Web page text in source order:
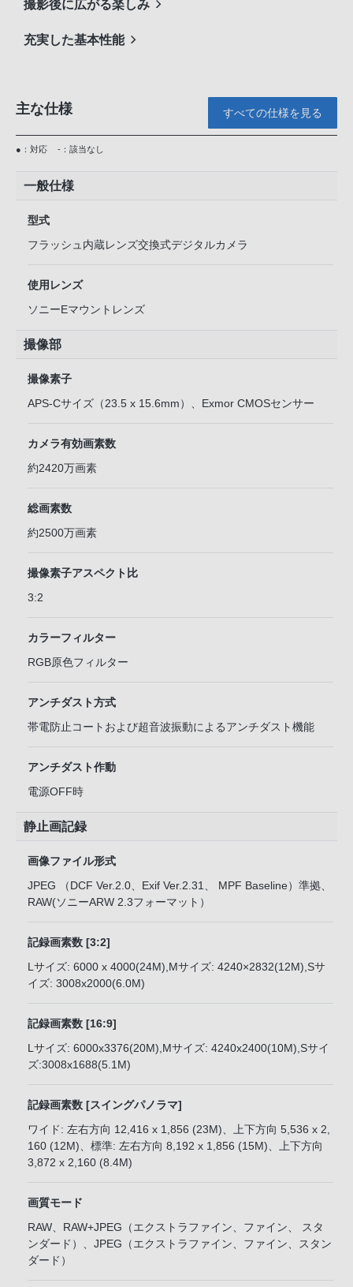
撮影後に広がる楽しみ
充実した基本性能
主な仕様 すべての仕様を見る
●：対応 -：該当なし
一般仕様
型式
フラッシュ内蔵レンズ交換式デジタルカメラ
使用レンズ
ソニーEマウントレンズ
撮像部
撮像素子
APS-Cサイズ（23.5 x 15.6mm）、Exmor CMOSセンサー
カメラ有効画素数
約2420万画素
総画素数
約2500万画素
撮像素子アスペクト比
3:2
カラーフィルター
RGB原色フィルター
アンチダスト方式
帯電防止コートおよび超音波振動によるアンチダスト機能
アンチダスト作動
電源OFF時
静止画記録
画像ファイル形式
JPEG （DCF Ver.2.0、Exif Ver.2.31、 MPF Baseline）準拠、
RAW(ソニーARW 2.3フォーマット）
記録画素数 [3:2]
Lサイズ: 6000 x 4000(24M),Mサイズ: 4240×2832(12M),Sサ
イズ: 3008x2000(6.0M)
記録画素数 [16:9]
Lサイズ: 6000x3376(20M),Mサイズ: 4240x2400(10M),Sサイ
ズ:3008x1688(5.1M)
記録画素数 [スイングパノラマ]
ワイド: 左右方向 12,416 x 1,856 (23M)、上下方向 5,536 x 2,
160 (12M)、標準: 左右方向 8,192 x 1,856 (15M)、上下方向
3,872 x 2,160 (8.4M)
画質モード
RAW、RAW+JPEG（エクストラファイン、ファイン、 スタ
ンダード）、JPEG（エクストラファイン、ファイン、スタン
ダード）